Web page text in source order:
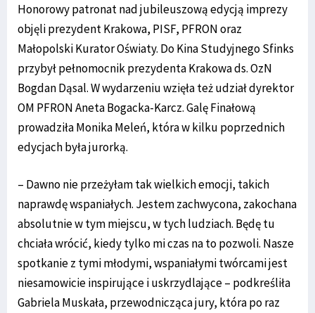
Honorowy patronat nad jubileuszową edycją imprezy
objęli prezydent Krakowa, PISF, PFRON oraz
Małopolski Kurator Oświaty. Do Kina Studyjnego Sfinks
przybył pełnomocnik prezydenta Krakowa ds. OzN
Bogdan Dąsal. W wydarzeniu wzięła też udział dyrektor
OM PFRON Aneta Bogacka-Karcz. Galę Finałową
prowadziła Monika Meleń, która w kilku poprzednich
edycjach była jurorką.
– Dawno nie przeżyłam tak wielkich emocji, takich
naprawdę wspaniałych. Jestem zachwycona, zakochana
absolutnie w tym miejscu, w tych ludziach. Będę tu
chciała wrócić, kiedy tylko mi czas na to pozwoli. Nasze
spotkanie z tymi młodymi, wspaniałymi twórcami jest
niesamowicie inspirujące i uskrzydlające – podkreśliła
Gabriela Muskała, przewodnicząca jury, która po raz